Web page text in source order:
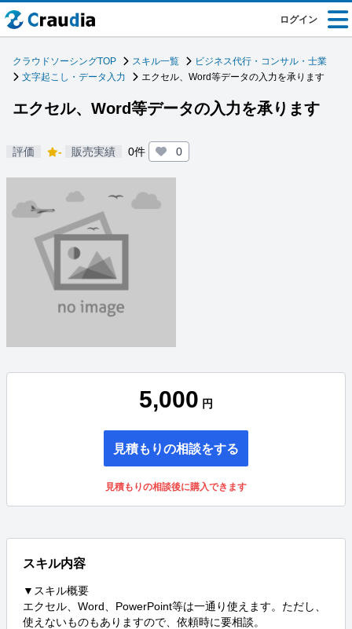
ログイン
クラウドソーシングTOP スキル一覧
ビジネス代行・コンサル・士業
文字起こし・データ入力
エクセル、Word等データの入力を承ります
エクセル、Word等データの入力を承り ます
評価 - 販売実績 0件 0
5,000 円
見積もりの相談をする
見積もりの相談後に購入できます
スキル内容
▼スキル概要
エクセル、Word、PowerPoint等は一通り使えます。ただし、
使えないものもありますので、依頼時に要相談。